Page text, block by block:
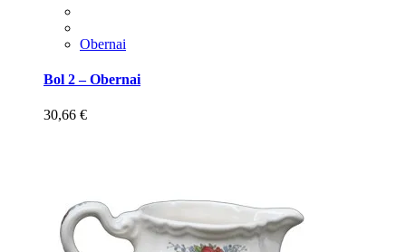
Obernai
Bol 2 – Obernai
30,66 €